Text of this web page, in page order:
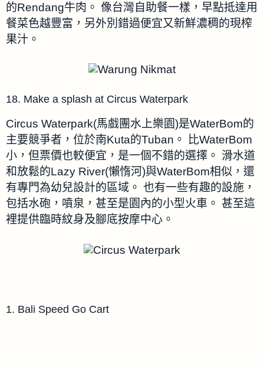
的Rendang牛肉。 像台灣自助餐一樣 ，早點抵達用
餐菜色越豐富，另外別錯過便宜又新鮮濃稠的現榨
果汁。
18. Make a splash at Circus Waterpark
Circus Waterpark(馬戲團水上樂園)是WaterBom的
主要競爭者，位於南Kuta的Tuban。
比WaterBom
小，但票價也較便宜，是一個不錯的選擇。 滑水道
和放鬆的Lazy River(懶惰河)與WaterBom相似，還
有專門為幼兒設計的區域。 也有一些有趣的設施，
包括水砲，噴泉，甚至是園內的小型火車。 甚至這
裡提供臨時紋身及腳底按摩中心。
1. Bali Speed Go Cart